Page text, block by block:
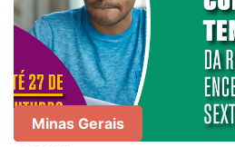
Minas Gerais